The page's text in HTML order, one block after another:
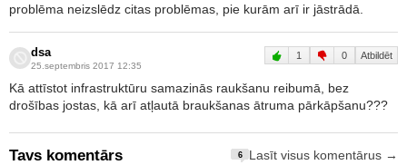
problēma neizslēdz citas problēmas, pie kurām arī ir jāstrādā.
dsa
25.septembris 2017 12:35
1 0 Atbildēt
Kā attīstot infrastruktūru samazinās raukšanu reibumā, bez
drošības jostas, kā arī atļautā braukšanas ātruma pārkāpšanu???
Tavs komentārs 6 Lasīt visus komentārus →